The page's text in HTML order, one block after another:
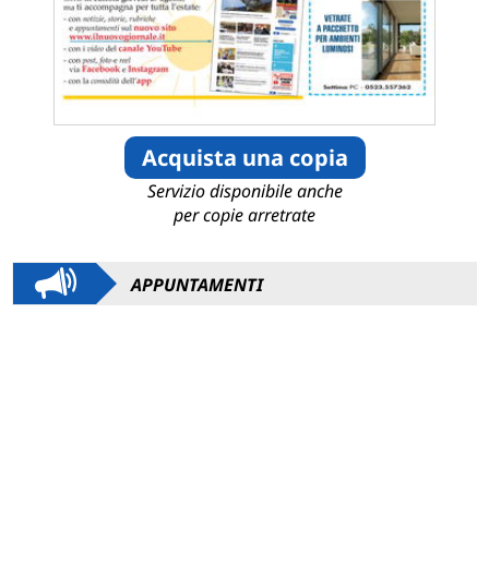
Acquista una copia
Servizio disponibile anche
per copie arretrate
APPUNTAMENTI